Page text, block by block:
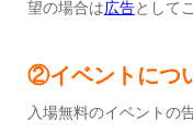
望の場合は広告として
②イベントにつ
入場無料のイベントの